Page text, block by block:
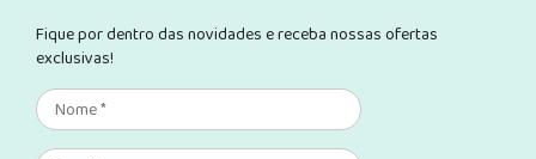
Fique por dentro das novidades e receba nossas ofertas
exclusivas!